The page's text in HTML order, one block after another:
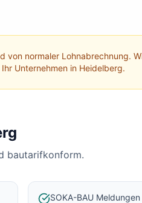
von normaler Lohnabrechnung.
Unternehmen in Heidelberg.
bautarifkonform.
SOKA-BAU